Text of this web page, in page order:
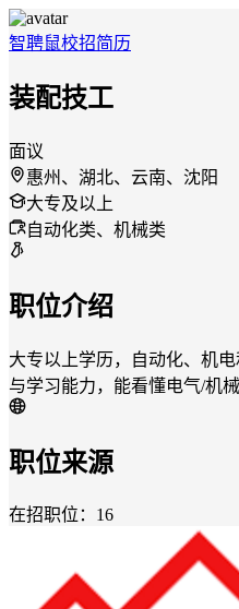
智聘鼠校招简历
装配技工
面议
惠州、湖北、云南、沈阳
大专及以上
自动化类、机械类
职位介绍
大专以上学历，自动化、机
与学习能力，能看懂电气/机
职位来源
在招职位：16